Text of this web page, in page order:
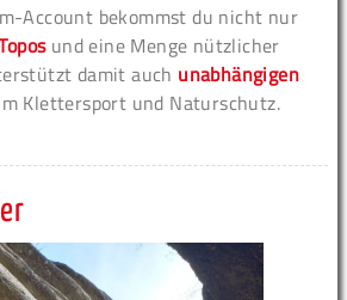
Account bekommst du nicht nur
und eine Menge nützlicher
damit auch unabhängigen
Klettersport und Naturschutz.